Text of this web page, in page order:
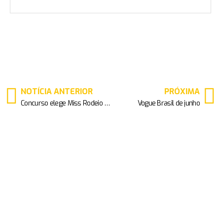
NOTÍCIA ANTERIOR
Concurso elege Miss Rodeio Águas Lindas GO 2019
PRÓXIMA
Vogue Brasil de junho